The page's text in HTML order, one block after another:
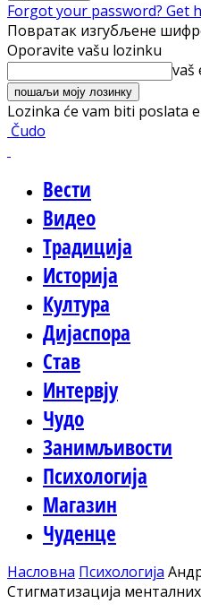
Forgot your password? Get
Повратак изгубљене
Oporavite vašu lozinku
vaš
Lozinka će vam biti poslata
Čudo
Вести
Видео
Традиција
Историја
Култура
Дијаспора
Став
Интервју
Чудо
Занимљивости
Психологија
Магазин
Чуденце
Насловна Психологија
Стигматизација